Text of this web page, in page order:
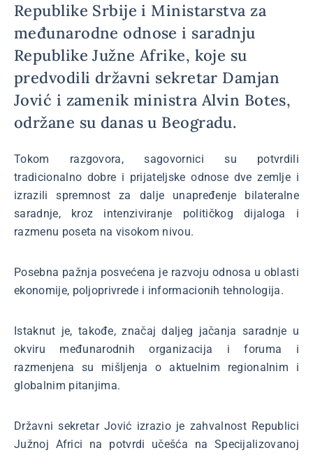
Republike Srbije i Ministarstva za
međunarodne odnose i saradnju
Republike Južne Afrike, koje su
predvodili državni sekretar Damjan
Jović i zamenik ministra Alvin Botes,
održane su danas u Beogradu.
Tokom razgovora, sagovornici su potvrdili
tradicionalno dobre i prijateljske odnose dve zemlje i
izrazili spremnost za dalje unapređenje bilateralne
saradnje, kroz intenziviranje političkog dijaloga i
razmenu poseta na visokom nivou.
Posebna pažnja posvećena je razvoju odnosa u oblasti
ekonomije, poljoprivrede i informacionih tehnologija.
Istaknut je, takođe, značaj daljeg jačanja saradnje u
okviru međunarodnih organizacija i foruma i
razmenjena su mišljenja o aktuelnim regionalnim i
globalnim pitanjima.
Državni sekretar Jović izrazio je zahvalnost Republici
Južnoj Africi na potvrdi učešća na Specijalizovanoj